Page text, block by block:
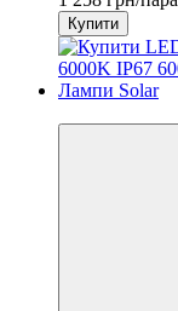
Купити